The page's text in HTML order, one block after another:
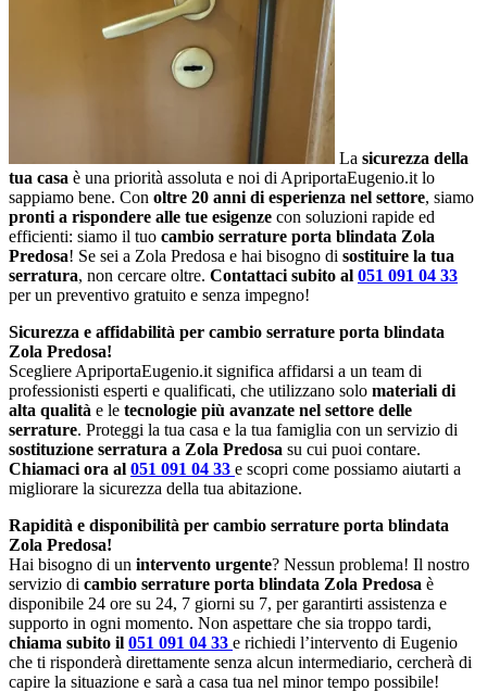
La sicurezza della
tua casa è una priorità assoluta e noi di ApriportaEugenio.it lo
sappiamo bene. Con oltre 20 anni di esperienza nel settore, siamo
pronti a rispondere alle tue esigenze con soluzioni rapide ed
efficienti: siamo il tuo cambio serrature porta blindata Zola
Predosa! Se sei a Zola Predosa e hai bisogno di sostituire la tua
serratura, non cercare oltre. Contattaci subito al 051 091 04 33
per un preventivo gratuito e senza impegno!
Sicurezza e affidabilità per cambio serrature porta blindata
Zola Predosa!
Scegliere ApriportaEugenio.it significa affidarsi a un team di
professionisti esperti e qualificati, che utilizzano solo materiali di
alta qualità e le tecnologie più avanzate nel settore delle
serrature. Proteggi la tua casa e la tua famiglia con un servizio di
sostituzione serratura a Zola Predosa su cui puoi contare.
Chiamaci ora al 051 091 04 33 e scopri come possiamo aiutarti a
migliorare la sicurezza della tua abitazione.
Rapidità e disponibilità per cambio serrature porta blindata
Zola Predosa!
Hai bisogno di un intervento urgente? Nessun problema! Il nostro
servizio di cambio serrature porta blindata Zola Predosa è
disponibile 24 ore su 24, 7 giorni su 7, per garantirti assistenza e
supporto in ogni momento. Non aspettare che sia troppo tardi,
chiama subito il 051 091 04 33 e richiedi l’intervento di Eugenio
che ti risponderà direttamente senza alcun intermediario, cercherà di
capire la situazione e sarà a casa tua nel minor tempo possibile!